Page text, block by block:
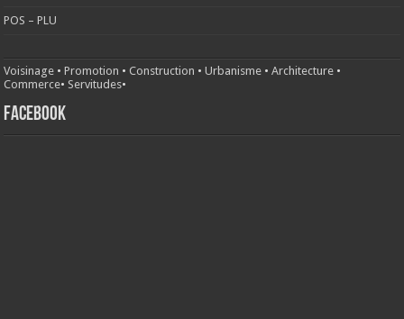
POS – PLU
Voisinage •Promotion •Construction •Urbanisme •Architecture •
Commerce• Servitudes•
FACEBOOK